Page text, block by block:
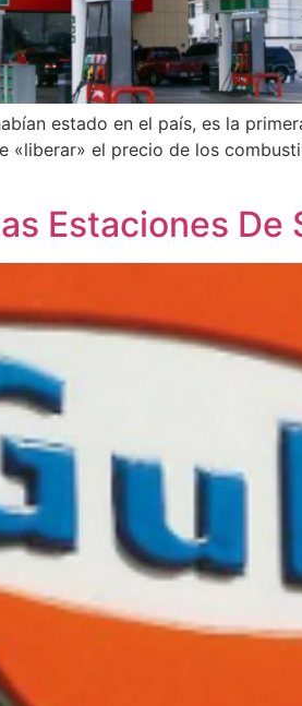
estado en el país, es la
el precio de los
Estaciones De